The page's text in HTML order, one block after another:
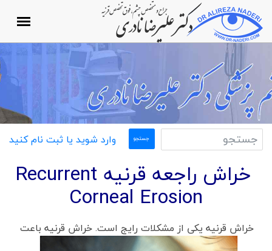
وارد شوید یا ثبت نام کنید
خراش راجعه قرنیه Recurrent
Corneal Erosion
خراش قرنیه یکی از مشکلات رایج است. خراش قرنیه باعت